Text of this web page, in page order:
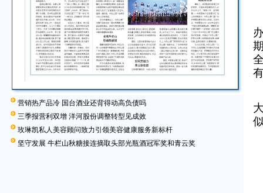
营销热产品冷 国台酒业还背得动高负债吗
三季报营利双增 洋河股份调整转型见成效
玫琳凯私人美容顾问致力引领美容健康服务新标杆
坚守发展 牛栏山秋糖接连摘取头部光瓶酒冠军奖和青云奖